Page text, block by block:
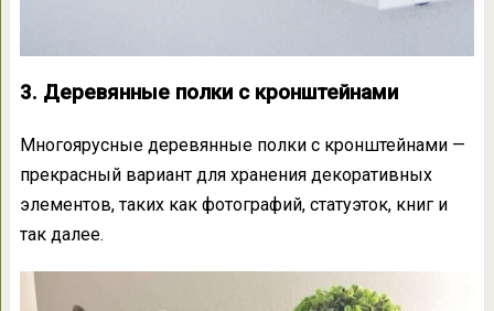
3. Деревянные полки с кронштейнами
Многоярусные деревянные полки с кронштейнами —
прекрасный вариант для хранения декоративных
элементов, таких как фотографий, статуэток, книг и
так далее.